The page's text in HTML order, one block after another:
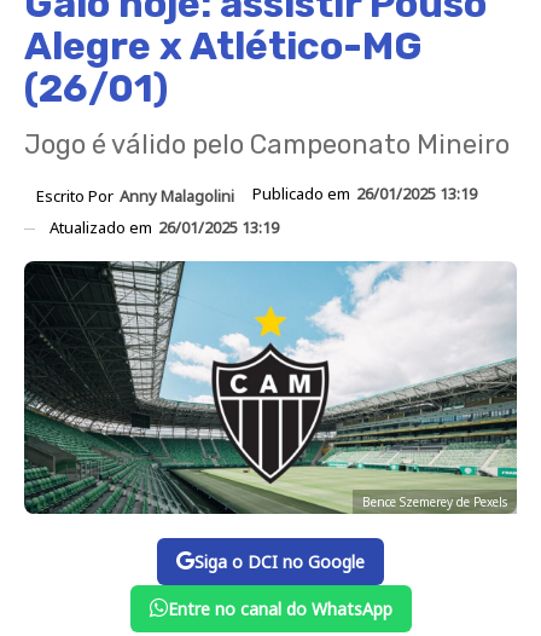
Alegre x Atlético-MG
(26/01)
Jogo é válido pelo Campeonato Mineiro
Escrito Por Anny Malagolini Publicado em 26/01/2025 13:19
Atualizado em 26/01/2025 13:19
Bence Szemerey de Pexels
Siga o DCI no Google
Entre no canal do WhatsApp